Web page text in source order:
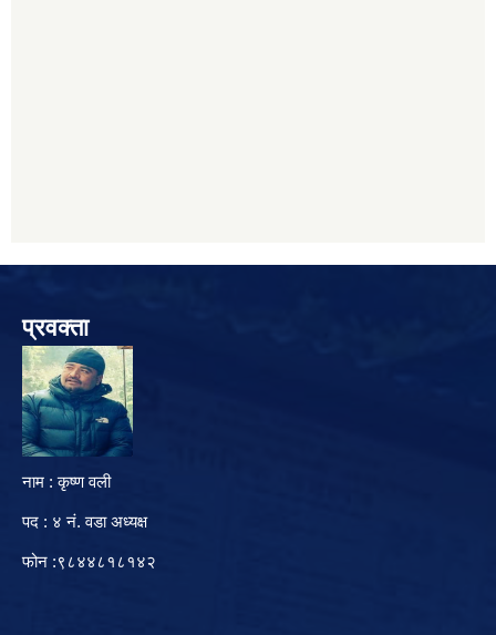
प्रवक्ता
नाम : कृष्ण वली
पद : ४ नं. वडा अध्यक्ष
फोन :९८४४८१८१४२